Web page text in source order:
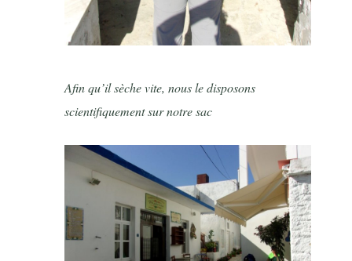
Afin qu’il sèche vite, nous le disposons
scientifiquement sur notre sac